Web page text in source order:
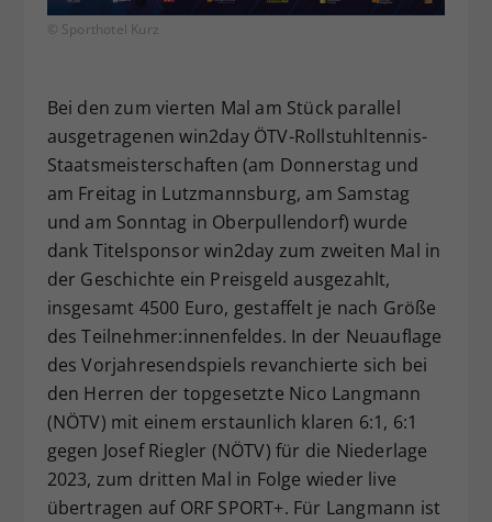
© Sporthotel Kurz
Bei den zum vierten Mal am Stück parallel
ausgetragenen win2day ÖTV-Rollstuhltennis-
Staatsmeisterschaften (am Donnerstag und
am Freitag in Lutzmannsburg, am Samstag
und am Sonntag in Oberpullendorf) wurde
dank Titelsponsor win2day zum zweiten Mal in
der Geschichte ein Preisgeld ausgezahlt,
insgesamt 4500 Euro, gestaffelt je nach Größe
des Teilnehmer:innenfeldes. In der Neuauflage
des Vorjahresendspiels revanchierte sich bei
den Herren der topgesetzte Nico Langmann
(NÖTV) mit einem erstaunlich klaren 6:1, 6:1
gegen Josef Riegler (NÖTV) für die Niederlage
2023, zum dritten Mal in Folge wieder live
übertragen auf ORF SPORT+. Für Langmann ist